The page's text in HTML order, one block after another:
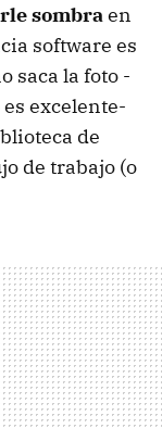
sombra en
software es
saca la foto -
excelente-
de
de trabajo (o